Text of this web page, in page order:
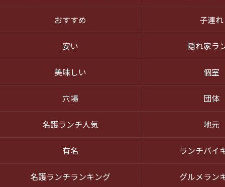
おすすめ 子連れ
安い 隠れ家ラ
美味しい 個室
穴場 団体
名護ランチ人気 地元
有名 ランチバイ
名護ランチランキング グルメラン